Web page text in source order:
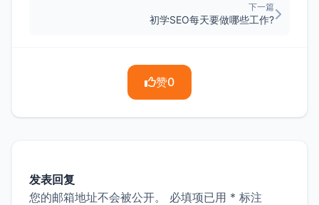
下一篇
初学SEO每天要做哪些工作?
赞0
发表回复
您的邮箱地址不会被公开。
必填项已用 * 标注